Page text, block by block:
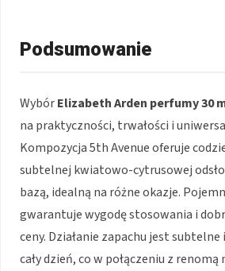
Podsumowanie
WybórElizabeth Arden perfumy 30
na praktyczności, trwałości i
Kompozycja 5th Avenue oferuje
subtelnej kwiatowo-cytrusowej
bazą, idealną na różne okazje.
gwarantuje wygodę stosowania i
ceny. Działanie zapachu jest
cały dzień, co w połączeniu z